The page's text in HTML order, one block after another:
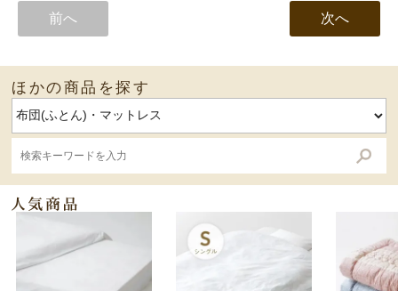
前へ 次へ
ほかの商品を探す